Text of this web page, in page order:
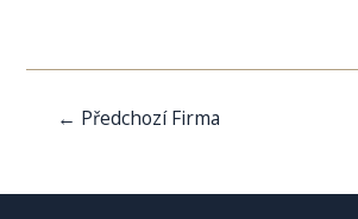
Navigace
← Předchozí Firma